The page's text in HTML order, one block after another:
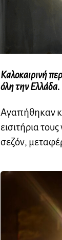
Καλοκαιρινή
όλη την Ελλάδα.
Αγαπήθηκαν
εισιτήρια
σεζόν,